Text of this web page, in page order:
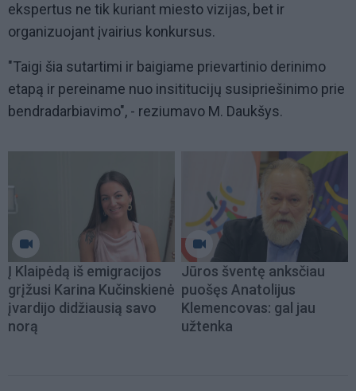
ekspertus ne tik kuriant miesto vizijas, bet ir
organizuojant įvairius konkursus.
"Taigi šia sutartimi ir baigiame prievartinio derinimo
etapą ir pereiname nuo insititucijų susipriešinimo prie
bendradarbiavimo", - reziumavo M. Daukšys.
Į Klaipėdą iš emigracijos
grįžusi Karina Kučinskienė
įvardijo didžiausią savo
norą
Jūros šventę anksčiau
puošęs Anatolijus
Klemencovas: gal jau
užtenka